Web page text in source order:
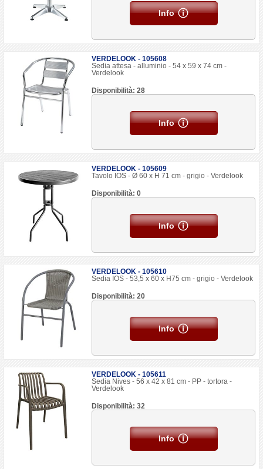
Info
VERDELOOK - 105608
Sedia attesa - alluminio - 54 x 59 x 74 cm -
Verdelook
Disponibilità: 28
Info
VERDELOOK - 105609
Tavolo IOS - Ø 60 x H 71 cm - grigio - Verdelook
Disponibilità: 0
Info
VERDELOOK - 105610
Sedia IOS - 53,5 x 60 x H75 cm - grigio - Verdelook
Disponibilità: 20
Info
VERDELOOK - 105611
Sedia Nives - 56 x 42 x 81 cm - PP - tortora -
Verdelook
Disponibilità: 32
Info